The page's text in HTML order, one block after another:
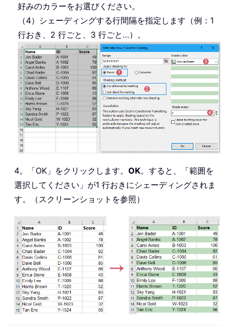
好みのカラーをお選びください。
（4）シェーディングする行間隔を指定します（例：1
行おき、2 行ごと、3 行ごと…）。
4。「OK」をクリックします。 OK。すると、「範囲を
選択してください」が1 行おきにシェーディングされま
す。（スクリーンショットを参照）